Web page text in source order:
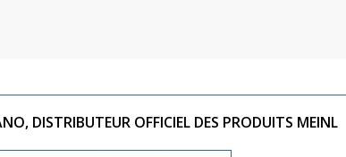
DISTRIBUTEUR OFFICIEL DES PRODUITS MEINL